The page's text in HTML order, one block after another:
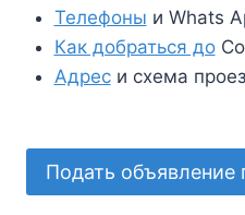
Телефоны и Whats
Как добраться до
Адреси схема
Подать объявление